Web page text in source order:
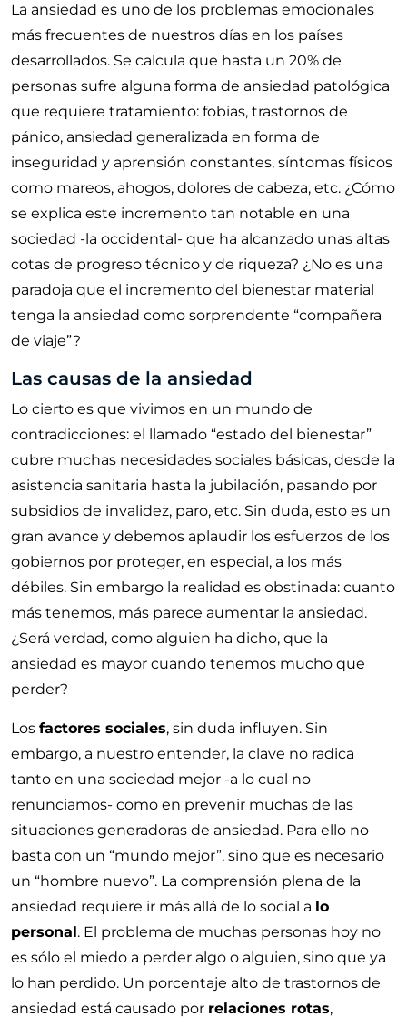
La ansiedad es uno de los problemas emocionales
más frecuentes de nuestros días en los países
desarrollados. Se calcula que hasta un 20% de
personas sufre alguna forma de ansiedad patológica
que requiere tratamiento: fobias, trastornos de
pánico, ansiedad generalizada en forma de
inseguridad y aprensión constantes, síntomas físicos
como mareos, ahogos, dolores de cabeza, etc. ¿Cómo
se explica este incremento tan notable en una
sociedad -la occidental- que ha alcanzado unas altas
cotas de progreso técnico y de riqueza? ¿No es una
paradoja que el incremento del bienestar material
tenga la ansiedad como sorprendente “compañera
de viaje”?
Las causas de la ansiedad
Lo cierto es que vivimos en un mundo de
contradicciones: el llamado “estado del bienestar”
cubre muchas necesidades sociales básicas, desde la
asistencia sanitaria hasta la jubilación, pasando por
subsidios de invalidez, paro, etc. Sin duda, esto es un
gran avance y debemos aplaudir los esfuerzos de los
gobiernos por proteger, en especial, a los más
débiles. Sin embargo la realidad es obstinada: cuanto
más tenemos, más parece aumentar la ansiedad.
¿Será verdad, como alguien ha dicho, que la
ansiedad es mayor cuando tenemos mucho que
perder?
Los factores sociales, sin duda influyen. Sin
embargo, a nuestro entender, la clave no radica
tanto en una sociedad mejor -a lo cual no
renunciamos- como en prevenir muchas de las
situaciones generadoras de ansiedad. Para ello no
basta con un “mundo mejor”, sino que es necesario
un “hombre nuevo”. La comprensión plena de la
ansiedad requiere ir más allá de lo social a lo
personal. El problema de muchas personas hoy no
es sólo el miedo a perder algo o alguien, sino que ya
lo han perdido. Un porcentaje alto de trastornos de
ansiedad está causado por relaciones rotas,